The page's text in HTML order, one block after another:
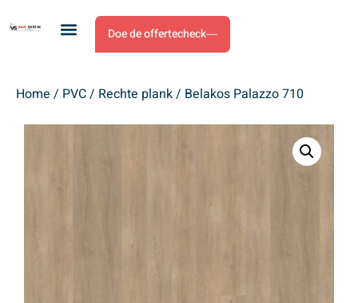
Doe de offertecheck
Home / PVC/ Rechte plank/ Belakos Palazzo 710